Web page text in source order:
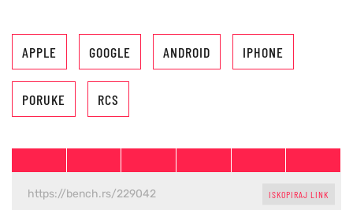
APPLE GOOGLE ANDROID IPHONE
PORUKE RCS
ISKOPIRAJ LINK